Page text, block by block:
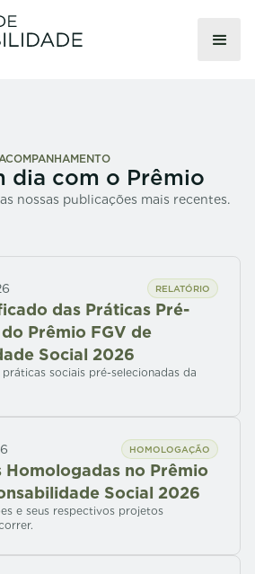
dia com o Prêmio
nossas publicações mais recentes.
RELATÓRIO
das Práticas Pré-
Prêmio FGV de
Social 2026
sociais pré-selecionadas da
HOMOLOGAÇÃO
Homologadas no Prêmio
Social 2026
e seus respectivos projetos